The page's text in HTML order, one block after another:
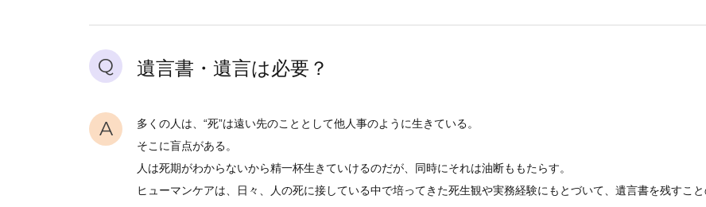
Q 遺言書・遺言は必要？
A
多くの人は、“死”は遠い先のこととして他人事のように生きている。
そこに盲点がある。
人は死期がわからないから精一杯生きていけるのだが、同時にそれは油断ももたらす。
ヒューマンケアは、日々、人の死に接している中で培ってきた死生観や実務経験にもとづいて、遺言書を残すこと